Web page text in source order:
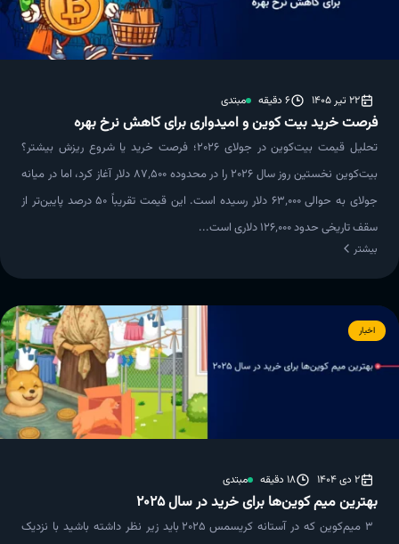
22 تیر 1405 6 دقیقه مبتدی
فرصت خرید بیت کوین و امیدواری برای کاهش نرخ بهره
تحلیل قیمت بیت‌کوین در جولای ۲۰۲۶؛ فرصت خرید یا شروع ریزش بیشتر؟
بیت‌کوین نخستین روز سال ۲۰۲۶ را در محدوده ۸۷٬۵۰۰ دلار آغاز کرد، اما در میانه
جولای به حوالی ۶۳٬۰۰۰ دلار رسیده است. این قیمت تقریباً ۵۰ درصد پایین‌تر از
سقف تاریخی حدود ۱۲۶٬۰۰۰ دلاری است...
بیشتر
اخبار
2 دی 1404 18 دقیقه مبتدی
بهترین میم کوین‌ها برای خرید در سال ۲۰۲۵
3 میم‌کوین که در آستانه کریسمس ۲۰۲۵ باید زیر نظر داشته باشید با نزدیک